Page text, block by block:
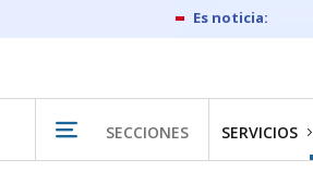
SECCIONES SERVICIOS